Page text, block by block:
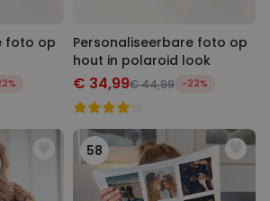
foto op
Personaliseerbare foto op
hout in polaroid look
€ 34,99€ 44,99 -22%
58